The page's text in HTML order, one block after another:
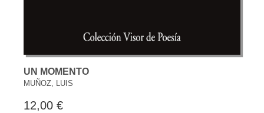
UN MOMENTO
MUÑOZ, LUIS
12,00 €